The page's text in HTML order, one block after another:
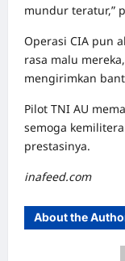
mundur teratur,”
Operasi CIA pun
rasa malu
mengirimkan
Pilot TNI AU
semoga
prestasinya.
inafeed.com
About the